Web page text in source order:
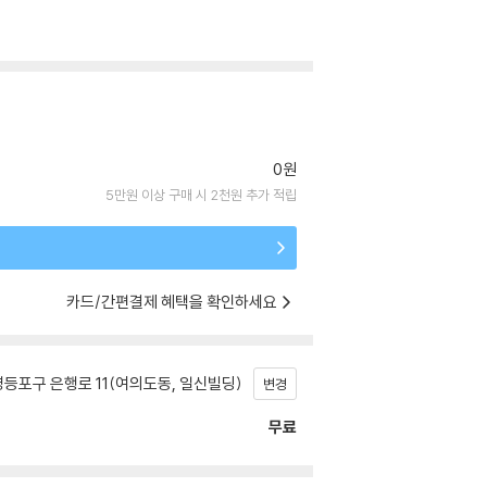
0원
5만원 이상 구매 시 2천원 추가 적립
카드/간편결제 혜택을 확인하세요
포구 은행로 11(여의도동, 일신빌딩) 변경
무료